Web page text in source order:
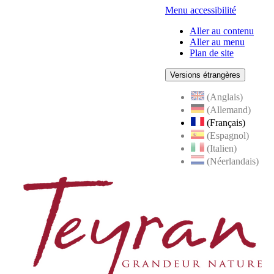
Menu accessibilité
Aller au contenu
Aller au menu
Plan de site
Versions étrangères
(Anglais)
(Allemand)
(Français)
(Espagnol)
(Italien)
(Néerlandais)